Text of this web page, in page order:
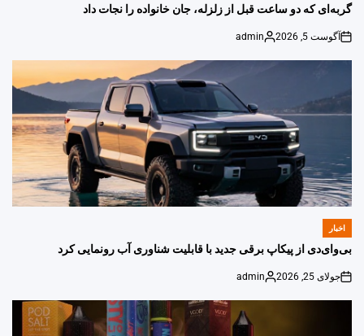
IN
گربه‌ای که دو ساعت قبل از زلزله، جان خانواده را نجات داد
on
آگوست 5, 2026
Posted
admin
POSTED
اخبار
بی‌وای‌دی از پیکاپ برقی جدید با قابلیت شناوری آب رونمایی کرد
on
جولای 25, 2026
Posted
admin